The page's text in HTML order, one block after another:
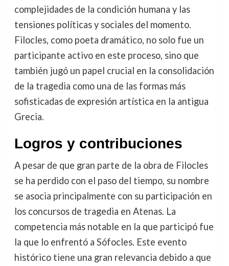
complejidades de la condición humana y las
tensiones políticas y sociales del momento.
Filocles, como poeta dramático, no solo fue un
participante activo en este proceso, sino que
también jugó un papel crucial en la consolidación
de la tragedia como una de las formas más
sofisticadas de expresión artística en la antigua
Grecia.
Logros y contribuciones
A pesar de que gran parte de la obra de Filocles
se ha perdido con el paso del tiempo, su nombre
se asocia principalmente con su participación en
los concursos de tragedia en Atenas. La
competencia más notable en la que participó fue
la que lo enfrentó a Sófocles. Este evento
histórico tiene una gran relevancia debido a que